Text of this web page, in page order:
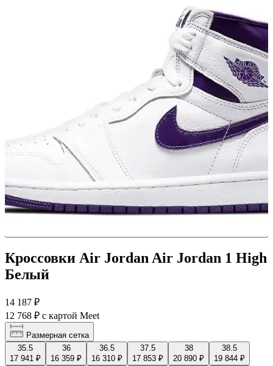
Кроссовки Air Jordan Air Jordan 1 High
Белый
14 187 ₽
12 768 ₽ с картой Meet
Размерная сетка
35.5
17 941 ₽
36
16 359 ₽
36.5
16 310 ₽
37.5
17 853 ₽
38
20 890 ₽
38.5
19 844 ₽